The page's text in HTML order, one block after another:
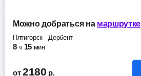
Можно добратьсяна маршрутке
Пятигорск -Дербент
8 ч 15 мин
от 2180 р.